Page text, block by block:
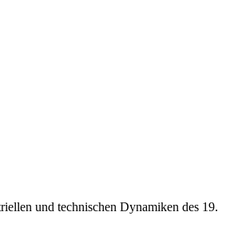
und technischen Dynamiken des 19.